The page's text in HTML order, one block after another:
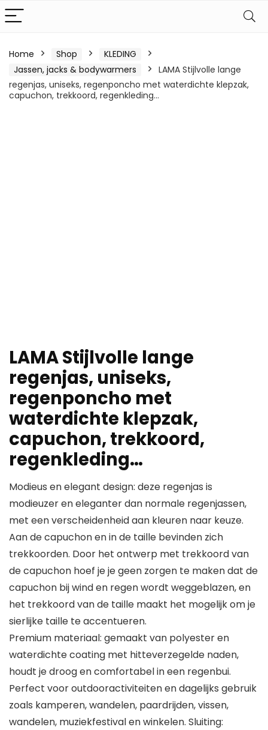
Home Shop
KLEDING
Jassen, jacks & bodywarmers
LAMA Stijlvolle lange
regenjas, uniseks, regenponcho met waterdichte klepzak,
capuchon, trekkoord, regenkleding…
LAMA Stijlvolle lange
regenjas, uniseks,
regenponcho met
waterdichte klepzak,
capuchon, trekkoord,
regenkleding…
Modieus en elegant design: deze regenjas is
modieuzer en eleganter dan normale regenjassen,
met een verscheidenheid aan kleuren naar keuze.
Aan de capuchon en in de taille bevinden zich
trekkoorden. Door het ontwerp met trekkoord van
de capuchon hoef je je geen zorgen te maken dat de
capuchon bij wind en regen wordt weggeblazen, en
het trekkoord van de taille maakt het mogelijk om je
sierlijke taille te accentueren.
Premium materiaal: gemaakt van polyester en
waterdichte coating met hitteverzegelde naden,
houdt je droog en comfortabel in een regenbui.
Perfect voor outdooractiviteiten en dagelijks gebruik
zoals kamperen, wandelen, paardrijden, vissen,
wandelen, muziekfestival en winkelen. Sluiting: